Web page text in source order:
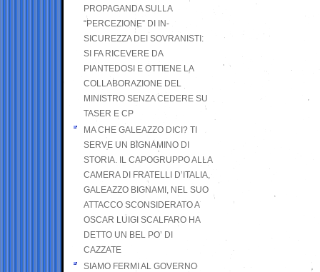
PROPAGANDA SULLA
“PERCEZIONE” DI IN-
SICUREZZA DEI SOVRANISTI:
SI FA RICEVERE DA
PIANTEDOSI E OTTIENE LA
COLLABORAZIONE DEL
MINISTRO SENZA CEDERE SU
TASER E CP
MA CHE GALEAZZO DICI? TI
SERVE UN BIGNAMINO DI
STORIA. IL CAPOGRUPPO ALLA
CAMERA DI FRATELLI D’ITALIA,
GALEAZZO BIGNAMI, NEL SUO
ATTACCO SCONSIDERATO A
OSCAR LUIGI SCALFARO HA
DETTO UN BEL PO’ DI
CAZZATE
SIAMO FERMI AL GOVERNO